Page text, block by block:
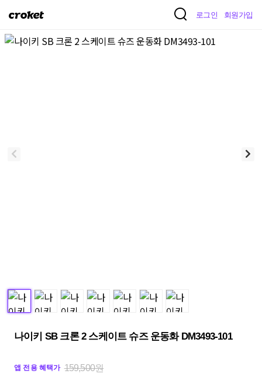
크
켓
로그인 회원가입
나이키 SB 크론 2 스케이트 슈즈 운동화 DM3493-101
앱 전용 혜택가 159,500원